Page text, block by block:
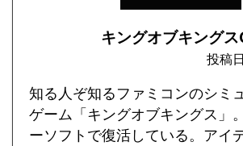
キングオブキングス
投稿
知る人ぞ知るファミコンのシミ
ゲーム「キングオブキングス」
ーソフトで復活している。アイ